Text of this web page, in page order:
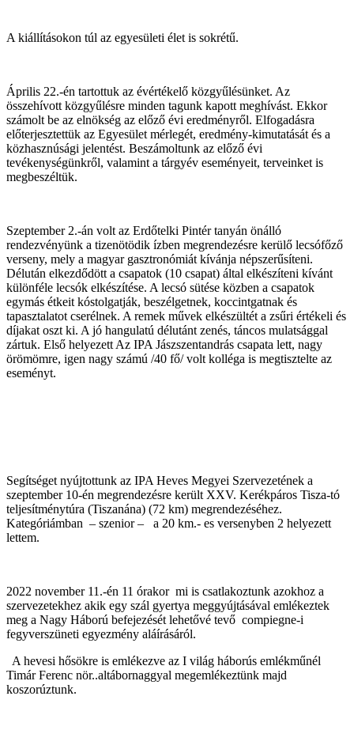
A kiállításokon túl az egyesületi élet is sokrétű.
Április 22.-én tartottuk az évértékelő közgyűlésünket. Az
összehívott közgyűlésre minden tagunk kapott meghívást. Ekkor
számolt be az elnökség az előző évi eredményről. Elfogadásra
előterjesztettük az Egyesület mérlegét, eredmény-kimutatását és a
közhasznúsági jelentést. Beszámoltunk az előző évi
tevékenységünkről, valamint a tárgyév eseményeit, terveinket is
megbeszéltük.
Szeptember 2.-án volt az Erdőtelki Pintér tanyán önálló
rendezvényünk a tizenötödik ízben megrendezésre kerülő lecsófőző
verseny, mely a magyar gasztronómiát kívánja népszerűsíteni.
Délután elkezdődött a csapatok (10 csapat) által elkészíteni kívánt
különféle lecsók elkészítése. A lecsó sütése közben a csapatok
egymás étkeit kóstolgatják, beszélgetnek, koccintgatnak és
tapasztalatot cserélnek. A remek művek elkészültét a zsűri értékeli és
díjakat oszt ki. A jó hangulatú délutánt zenés, táncos mulatsággal
zártuk. Első helyezett Az IPA Jászszentandrás csapata lett, nagy
örömömre, igen nagy számú /40 fő/ volt kolléga is megtisztelte az
eseményt.
Segítséget nyújtottunk az IPA Heves Megyei Szervezetének a
szeptember 10-én megrendezésre került XXV. Kerékpáros Tisza-tó
teljesítménytúra (Tiszanána) (72 km) megrendezéséhez.
Kategóriámban – szenior – a 20 km.- es versenyben 2 helyezett
lettem.
2022 november 11.-én 11 órakor mi is csatlakoztunk azokhoz a
szervezetekhez akik egy szál gyertya meggyújtásával emlékeztek
meg a Nagy Háború befejezését lehetővé tevő compiegne-i
fegyverszüneti egyezmény aláírásáról.
A hevesi hősökre is emlékezve az I világ háborús emlékműnél
Timár Ferenc nör..altábornaggyal megemlékeztünk majd
koszorúztunk.